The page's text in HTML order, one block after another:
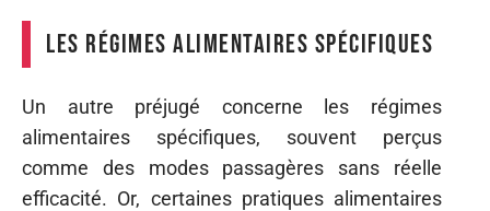
Les régimes alimentaires spécifiques
Un autre préjugé concerne les régimes
alimentaires spécifiques, souvent perçus
comme des modes passagères sans réelle
efficacité. Or, certaines pratiques alimentaires